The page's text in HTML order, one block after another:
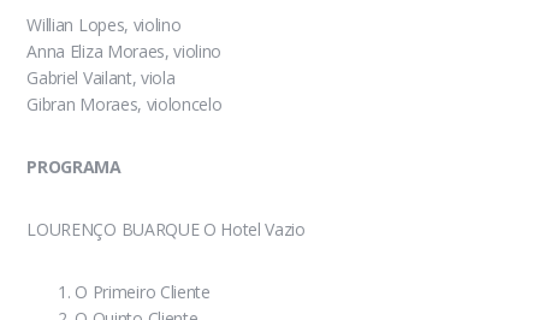
Willian Lopes, violino
Anna Eliza Moraes, violino
Gabriel Vailant, viola
Gibran Moraes, violoncelo
PROGRAMA
LOURENÇO BUARQUE O Hotel Vazio
O Primeiro Cliente